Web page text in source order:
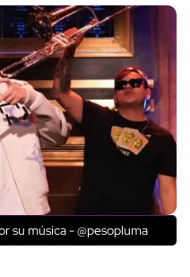
su música - @pesopluma